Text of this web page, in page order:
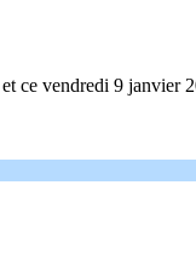
ce vendredi 9 janvier